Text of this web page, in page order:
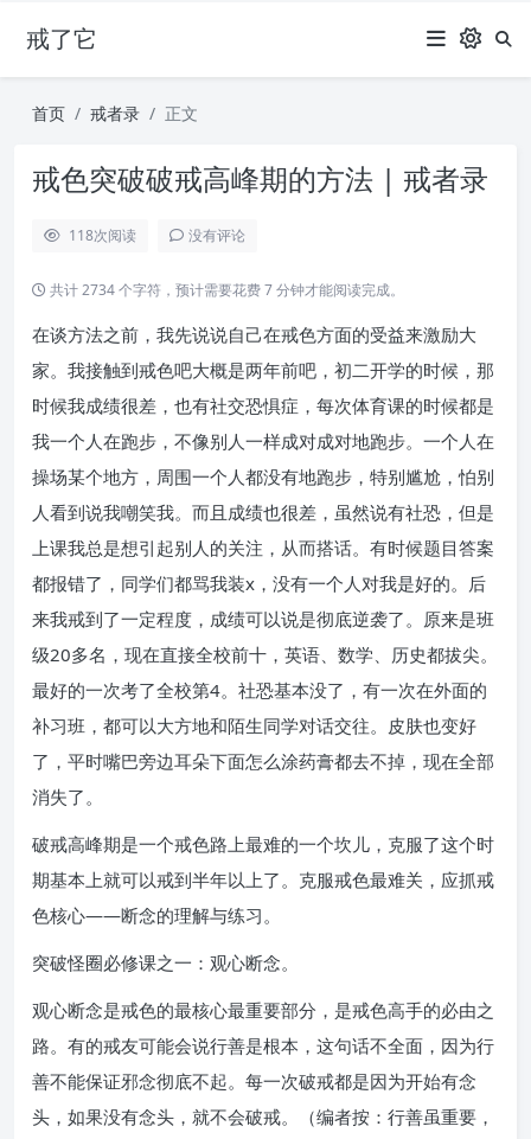
戒了它
首页 戒者录 正文
戒色突破破戒高峰期的方法 | 戒者录
118次阅读 没有评论
共计 2734 个字符，预计需要花费 7 分钟才能阅读完成。
在谈方法之前，我先说说自己在戒色方面的受益来激励大
家。我接触到戒色吧大概是两年前吧，初二开学的时候，那
时候我成绩很差，也有社交恐惧症，每次体育课的时候都是
我一个人在跑步，不像别人一样成对成对地跑步。一个人在
操场某个地方，周围一个人都没有地跑步，特别尴尬，怕别
人看到说我嘲笑我。而且成绩也很差，虽然说有社恐，但是
上课我总是想引起别人的关注，从而搭话。有时候题目答案
都报错了，同学们都骂我装x，没有一个人对我是好的。后
来我戒到了一定程度，成绩可以说是彻底逆袭了。原来是班
级20多名，现在直接全校前十，英语、数学、历史都拔尖。
最好的一次考了全校第4。社恐基本没了，有一次在外面的
补习班，都可以大方地和陌生同学对话交往。皮肤也变好
了，平时嘴巴旁边耳朵下面怎么涂药膏都去不掉，现在全部
消失了。
破戒高峰期是一个戒色路上最难的一个坎儿，克服了这个时
期基本上就可以戒到半年以上了。克服戒色最难关，应抓戒
色核心——断念的理解与练习。
突破怪圈必修课之一：观心断念。
观心断念是戒色的最核心最重要部分，是戒色高手的必由之
路。有的戒友可能会说行善是根本，这句话不全面，因为行
善不能保证邪念彻底不起。每一次破戒都是因为开始有念
头，如果没有念头，就不会破戒。（编者按：行善虽重要，